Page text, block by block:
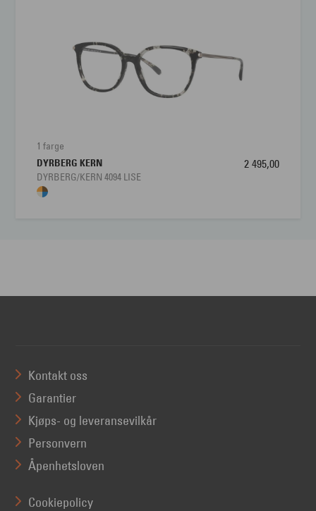
1 farge
DYRBERG KERN
DYRBERG/KERN 4094 LISE
2 495,00
Kontakt oss
Garantier
Kjøps- og leveransevilkår
Personvern
Åpenhetsloven
Cookiepolicy